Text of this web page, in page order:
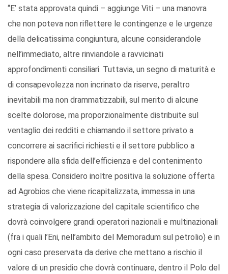
“E’ stata approvata quindi – aggiunge Viti – una manovra
che non poteva non riflettere le contingenze e le urgenze
della delicatissima congiuntura, alcune considerandole
nell’immediato, altre rinviandole a ravvicinati
approfondimenti consiliari. Tuttavia, un segno di maturità e
di consapevolezza non incrinato da riserve, peraltro
inevitabili ma non drammatizzabili, sul merito di alcune
scelte dolorose, ma proporzionalmente distribuite sul
ventaglio dei redditi e chiamando il settore privato a
concorrere ai sacrifici richiesti e il settore pubblico a
rispondere alla sfida dell’efficienza e del contenimento
della spesa. Considero inoltre positiva la soluzione offerta
ad Agrobios che viene ricapitalizzata, immessa in una
strategia di valorizzazione del capitale scientifico che
dovrà coinvolgere grandi operatori nazionali e multinazionali
(fra i quali l’Eni, nell’ambito del Memoradum sul petrolio) e in
ogni caso preservata da derive che mettano a rischio il
valore di un presidio che dovrà continuare, dentro il Polo del